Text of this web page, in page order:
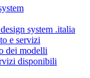
system .italia
e servizi
dei modelli
disponibili